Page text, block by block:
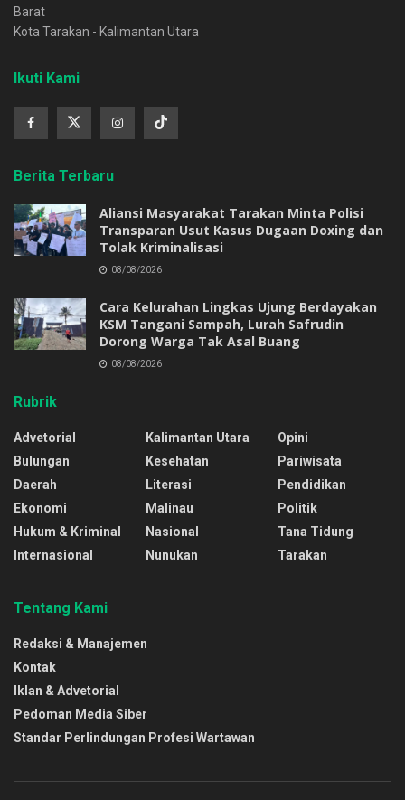
Barat
Kota Tarakan - Kalimantan Utara
Ikuti Kami
Berita Terbaru
Aliansi Masyarakat Tarakan Minta Polisi
Transparan Usut Kasus Dugaan Doxing dan
Tolak Kriminalisasi
08/08/2026
Cara Kelurahan Lingkas Ujung Berdayakan
KSM Tangani Sampah, Lurah Safrudin
Dorong Warga Tak Asal Buang
08/08/2026
Rubrik
Advetorial
Bulungan
Daerah
Ekonomi
Hukum & Kriminal
Internasional
Kalimantan Utara
Kesehatan
Literasi
Malinau
Nasional
Nunukan
Opini
Pariwisata
Pendidikan
Politik
Tana Tidung
Tarakan
Tentang Kami
Redaksi & Manajemen
Kontak
Iklan & Advetorial
Pedoman Media Siber
Standar Perlindungan Profesi Wartawan